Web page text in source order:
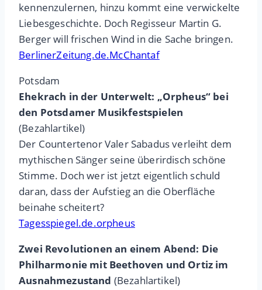
kennenzulernen, hinzu kommt eine verwickelte
Liebesgeschichte. Doch Regisseur Martin G.
Berger will frischen Wind in die Sache bringen.
BerlinerZeitung.de.McChantaf
Potsdam
Ehekrach in der Unterwelt: „Orpheus“ bei
den Potsdamer Musikfestspielen
(Bezahlartikel)
Der Countertenor Valer Sabadus verleiht dem
mythischen Sänger seine überirdisch schöne
Stimme. Doch wer ist jetzt eigentlich schuld
daran, dass der Aufstieg an die Oberfläche
beinahe scheitert?
Tagesspiegel.de.orpheus
Zwei Revolutionen an einem Abend: Die
Philharmonie mit Beethoven und Ortiz im
Ausnahmezustand (Bezahlartikel)